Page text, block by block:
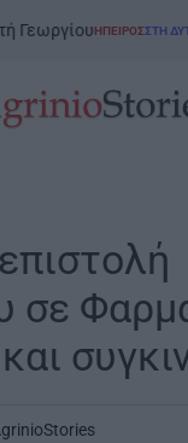
POSTED
ΉΠΕΙΡΟΣΣΤΗ ΔΥΤΙΚΉ
σε